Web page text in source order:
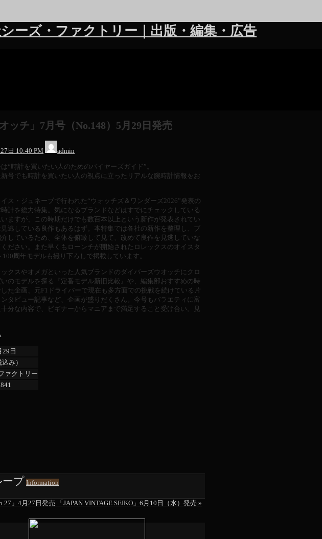
ーズ・ファクトリー｜出版・編集・広告
ッチ」7月号（No.148）5月29日発売
日 10:40 PM admin
“時計を買いたい人のためのバイヤーズガイド”。
号でも時計を買いたい人の視点に立ったリアルな腕時計情報をお
ス・ジュネーブで行われた“ウォッチズ＆ワンダーズ2026”発表の
計を総力特集。気になるブランドなどはすでにチェックしている
ますが、この時期だけでも数百本以上という新作が発表されてい
逃している良作もあるはず。本特集では各社の新作を整理し、ブ
しているため、全体を俯瞰して見て、改めて良作を見逃していな
ださい。また早くもローンチが開始されたロレックスのオイスタ
周年モデルも撮り下ろしで掲載しています。
クスやオメガといった人気ブランドのダイバーズウオッチにクロ
のモデルを探る『定番モデル新旧比較』や、編集部おすすめの時
た企画、元F1ドライバーで現在も多方面での挑戦を続けている片
タビュー記事など、企画が盛りだくさん。今号もバラエティに富
分な内容で、ビギナーからマニアまで満足すること受け合い。見
29日
み）
ァクトリー
ープ Information
」4月27日発売 「JAPAN VINTAGE SEIKO」6月10日（水）発売»